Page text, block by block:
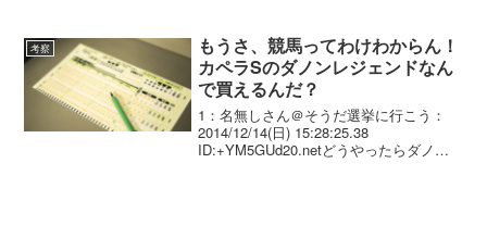
考察
もうさ、競馬ってわけわからん！
カペラSのダノンレジェンドなん
で買えるんだ？
1：名無しさん＠そうだ選挙に行こう：
2014/12/14(日) 15:28:25.38
ID:+YM5GUd20.netどうやったらダノン